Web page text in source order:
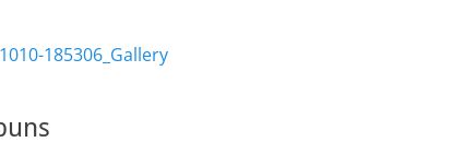
185306_Gallery